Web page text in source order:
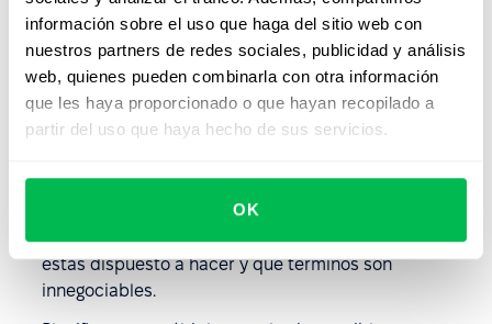
información sobre el uso que haga del sitio web con
nuestros partners de redes sociales, publicidad y análisis
web, quienes pueden combinarla con otra información
que les haya proporcionado o que hayan recopilado a
partir del uso que haya hecho de sus servicios.
OK
previamente acordados.
Prepara tus datos: ten a mano detalles sobre límites
de presupuesto, políticas de la empresa, rangos
salariales y puntos de referencia del mercadode
referencia
Identifica tus límites de flexibilidad – qué concesiones
estás dispuesto a hacer y qué términos son
innegociables.